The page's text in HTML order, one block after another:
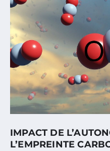
IMPACT DE
L’EMPREINTE